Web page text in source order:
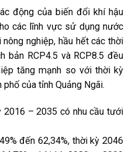
động của biến đổi khí hậu
các lĩnh vực sử dụng nước
nghiệp, hầu hết các thời
bản RCP4.5 và RCP8.5 đều
tăng mạnh so với thời kỳ
phố của tỉnh Quảng Ngãi.
2016 – 2035 có nhu cầu tưới
đến 62,34%, thời kỳ 2046